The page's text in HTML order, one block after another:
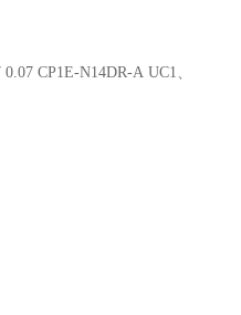
CP1E-N14DR-A UC1、